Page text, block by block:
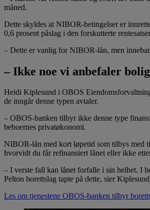
måned.
Dette skyldes at NIBOR-betingelser er
0,6 prosent påslag i den forskutterte
– Dette er vanlig for NIBOR-lån, men
– Ikke noe vi anbefaler
Heidi Kiplesund i OBOS
de inngår denne typen avtaler.
– OBOS-banken tilbyr ikke denne type
beboernes privatøkonomi.
NIBOR-lån med kort løpetid som tilbys med
hvorvidt du får refinansiert lånet eller ikke
– I verste fall kan lånet forfalle i sin helhet. I
Pelton borettslag tapte på dette, sier
Les om tjenestene OBOS-banken tilbyr